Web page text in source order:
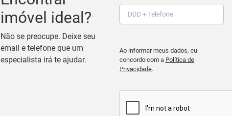
imóvel ideal?
Não se preocupe. Deixe seu
email e telefone que um
especialista irá te ajudar.
Ao informar meus dados, eu
concordo com a Política de
Privacidade.